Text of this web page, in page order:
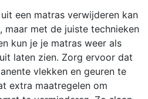
een matras verwijderen kan
maar met de juiste technieken
kun je je matras weer als
laten zien. Zorg ervoor dat
vlekken en geuren te
extra maatregelen om